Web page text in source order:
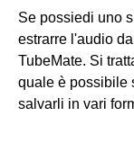
Se possiedi uno
estrarre l'audio
TubeMate. Si
quale è possibile
salvarli in vari